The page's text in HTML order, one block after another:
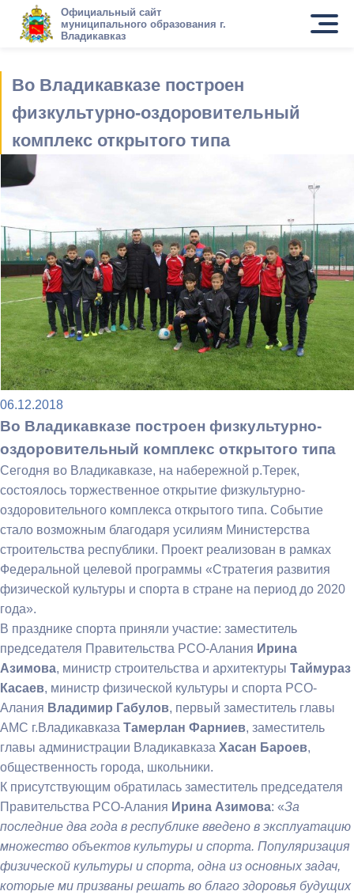
Официальный сайт
муниципального образования г.
Владикавказ
Во Владикавказе построен
физкультурно-оздоровительный
комплекс открытого типа
06.12.2018
Во Владикавказе построен физкультурно-
оздоровительный комплекс открытого типа
Сегодня во Владикавказе, на набережной р.Терек,
состоялось торжественное открытие физкультурно-
оздоровительного комплекса открытого типа. Событие
стало возможным благодаря усилиям Министерства
строительства республики. Проект реализован в рамках
Федеральной целевой программы «Стратегия развития
физической культуры и спорта в стране на период до 2020
года».
В празднике спорта приняли участие: заместитель
председателя Правительства РСО-Алания Ирина
Азимова, министр строительства и архитектуры Таймураз
Касаев, министр физической культуры и спорта РСО-
Алания Владимир Габулов, первый заместитель главы
АМС г.Владикавказа Тамерлан Фарниев, заместитель
главы администрации Владикавказа Хасан Бароев,
общественность города, школьники.
К присутствующим обратилась заместитель председателя
Правительства РСО-Алания Ирина Азимова: «За
последние два года в республике введено в эксплуатацию
множество объектов культуры и спорта. Популяризация
физической культуры и спорта, одна из основных задач,
которые ми призваны решать во благо здоровья будущих